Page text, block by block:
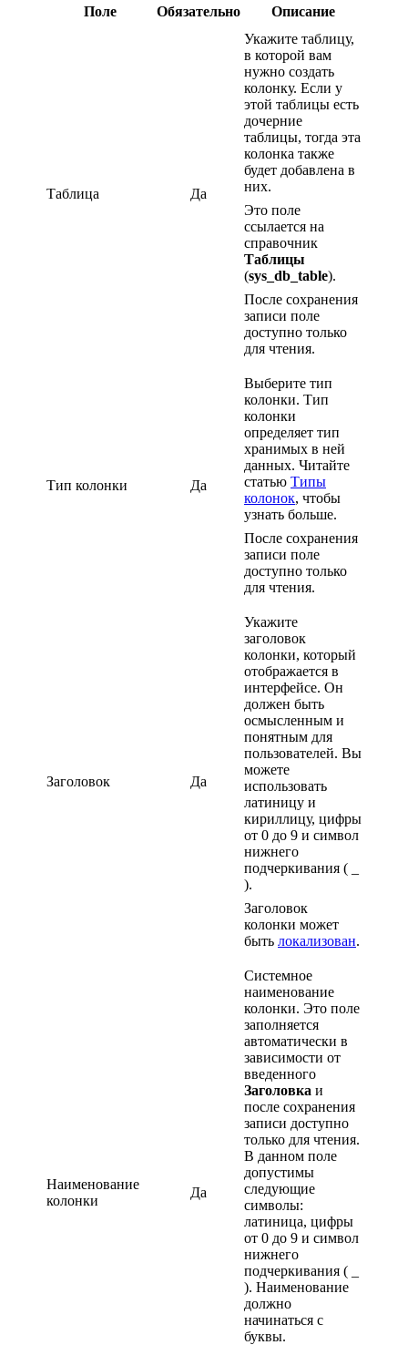
Поле Обязательно Описание
Таблица Да
Укажите таблицу,
в которой вам
нужно создать
колонку. Если у
этой таблицы есть
дочерние
таблицы, тогда эта
колонка также
будет добавлена в
них.
Это поле
ссылается на
справочник
Таблицы
(sys_db_table).
После сохранения
записи поле
доступно только
для чтения.
Тип колонки Да
Выберите тип
колонки. Тип
колонки
определяет тип
хранимых в ней
данных. Читайте
статью Типы
колонок, чтобы
узнать больше.
После сохранения
записи поле
доступно только
для чтения.
Заголовок Да
Укажите
заголовок
колонки, который
отображается в
интерфейсе. Он
должен быть
осмысленным и
понятным для
пользователей. Вы
можете
использовать
латиницу и
кириллицу, цифры
от 0 до 9 и символ
нижнего
подчеркивания ( _
).
Заголовок
колонки может
быть локализован.
Наименование
колонки
Да
Системное
наименование
колонки. Это поле
заполняется
автоматически в
зависимости от
введенного
Заголовка и
после сохранения
записи доступно
только для чтения.
В данном поле
допустимы
следующие
символы:
латиница, цифры
от 0 до 9 и символ
нижнего
подчеркивания ( _
). Наименование
должно
начинаться с
буквы.